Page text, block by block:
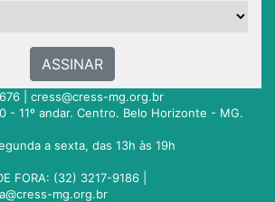
ASSINAR
| cress@cress-mg.org.br
- 11º andar. Centro. Belo Horizonte - MG.
a sexta, das 13h às 19h
FORA: (32) 3217-9186 |
mg.org.br